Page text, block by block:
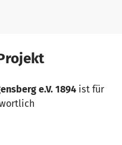
e.V. 1894 ist für